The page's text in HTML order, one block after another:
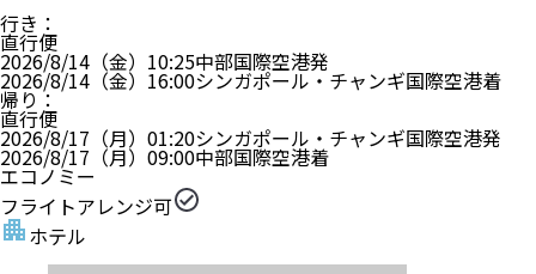
行き ：
直行便
2026/8/14（金） 10:25中部国際空港発
2026/8/14（金） 16:00シンガポール・チャンギ国際空港着
帰り ：
直行便
2026/8/17（月） 01:20シンガポール・チャンギ国際空港発
2026/8/17（月） 09:00中部国際空港着
エコノミー
フライトアレンジ可
ホテル